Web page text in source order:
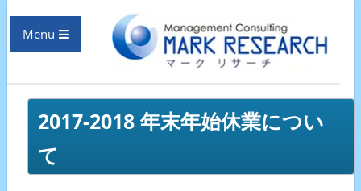
Menu
2017-2018 年末年始休業につい
て